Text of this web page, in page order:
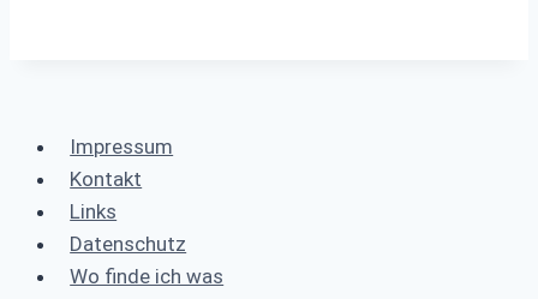
Impressum
Kontakt
Links
Datenschutz
Wo finde ich was